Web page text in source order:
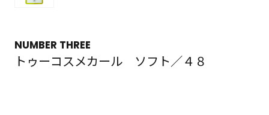
NUMBER THREE
トゥーコスメカール ソフト／４８